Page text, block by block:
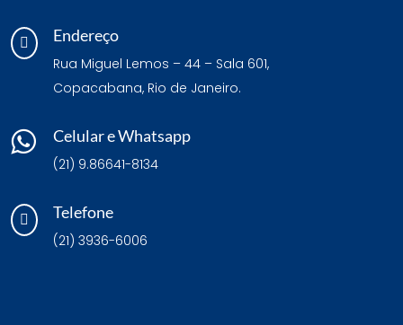
 Endereço
Rua Miguel Lemos – 44 – Sala 601,
Copacabana, Rio de Janeiro.
 Celular e Whatsapp
(21) 9.86641-8134
 Telefone
(21) 3936-6006